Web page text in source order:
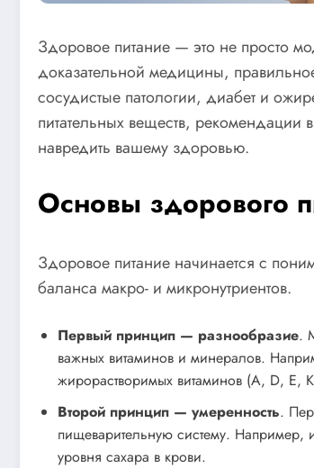
Здоровое питание — это не просто
доказательной медицины,
сосудистые патологии, диабет и
питательных веществ,
навредить вашему здоровью.
Основы здорового
Здоровое питание начинается с
баланса макро- и микронутриентов.
Первый принцип — разнообразие.
важных витаминов и минералов.
жирорастворимых витаминов (A, D, E,
Второй принцип — умеренность.
пищеварительную систему. Например,
уровня сахара в крови.